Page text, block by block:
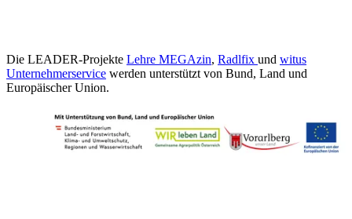
Die LEADER-Projekte Lehre MEGAzin, Radlfix und witus
Unternehmerservice werden unterstützt von Bund, Land und
Europäischer Union.